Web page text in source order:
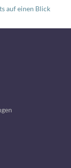
auf einen Blick